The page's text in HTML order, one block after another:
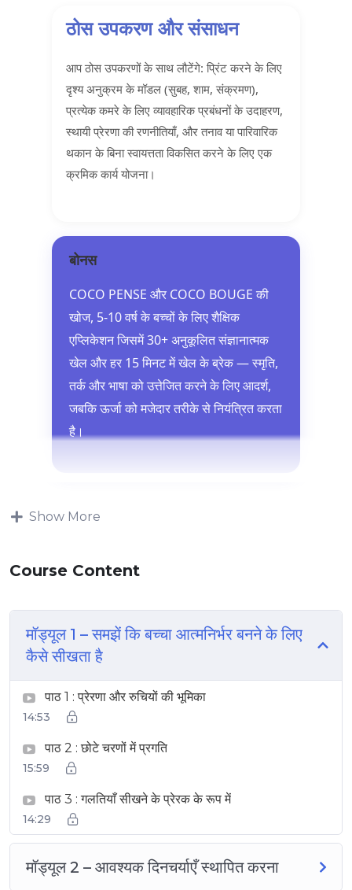
ठोस उपकरण और संसाधन
आप ठोस उपकरणों के साथ लौटेंगे: प्रिंट करने के लिए
दृश्य अनुक्रम के मॉडल (सुबह, शाम, संक्रमण),
प्रत्येक कमरे के लिए व्यावहारिक प्रबंधनों के उदाहरण,
स्थायी प्रेरणा की रणनीतियाँ, और तनाव या पारिवारिक
थकान के बिना स्वायत्तता विकसित करने के लिए एक
क्रमिक कार्य योजना।
बोनस
COCO PENSE और COCO BOUGE की
खोज, 5-10 वर्ष के बच्चों के लिए शैक्षिक
एप्लिकेशन जिसमें 30+ अनुकूलित संज्ञानात्मक
खेल और हर 15 मिनट में खेल के ब्रेक — स्मृति,
तर्क और भाषा को उत्तेजित करने के लिए आदर्श,
जबकि ऊर्जा को मजेदार तरीके से नियंत्रित करता
है।
Show More
Course Content
मॉड्यूल 1 – समझें कि बच्चा आत्मनिर्भर बनने के लिए
कैसे सीखता है
पाठ 1 : प्रेरणा और रुचियों की भूमिका
14:53
पाठ 2 : छोटे चरणों में प्रगति
15:59
पाठ 3 : गलतियाँ सीखने के प्रेरक के रूप में
14:29
मॉड्यूल 2 – आवश्यक दिनचर्याएँ स्थापित करना